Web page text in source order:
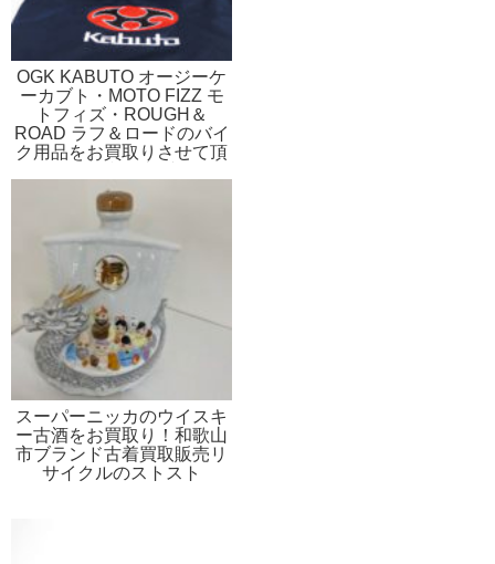
OGK KABUTO オージーケ
ーカブト・MOTO FIZZ モ
トフィズ・ROUGH＆
ROAD ラフ＆ロードのバイ
ク用品をお買取りさせて頂
古着買取販売リサイクルの
ストスト
スーパーニッカのウイスキ
ー古酒をお買取り！和歌山
市ブランド古着買取販売リ
サイクルのストスト